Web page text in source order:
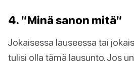
4. ”Minä sanon mitä”
Jokaisessa lauseessa tai
tulisi olla tämä lausunto. Jos